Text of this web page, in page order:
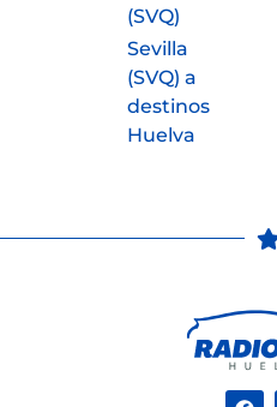
(SVQ)
Sevilla
(SVQ) a
destinos
Huelva